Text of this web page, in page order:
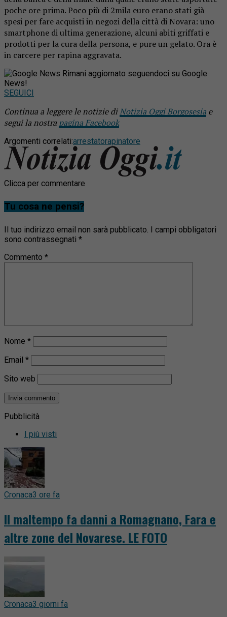
poche ore prima. Poco più di 2mila euro erano stati già
spesi per fare acquisti in negozi della città di Novara: uno
smartphone di ultima generazione, alcuni abiti griffati e
prodotti per la cura della persona, e pure un gelato. Ora è
in carcere per rapina aggravata.
Rimani aggiornato seguendoci su Google
News!
SEGUICI
Continua a leggere le notizie diNotizia Oggi Borgosesia e
segui la nostra pagina Facebook
Argomenti correlati:arrestatorapinatore
Clicca per commentare
Tu cosa ne pensi?
Il tuo indirizzo email non sarà pubblicato.
I campi obbligatori
sono contrassegnati *
Commento *
Nome *
Email *
Sito web
Pubblicità
I più visti
Cronaca3 ore fa
Il maltempo fa danni a Romagnano, Fara e
altre zone del Novarese. LE FOTO
Cronaca3 giorni fa